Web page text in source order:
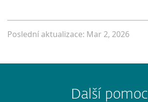
Poslední aktualizace: Mar 2, 2026
Další pomoc